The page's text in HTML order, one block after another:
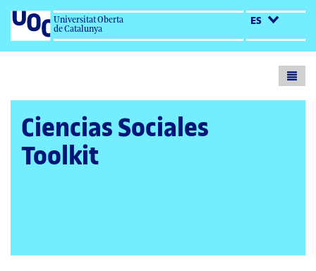
Universitat Oberta
de Catalunya
ES
Ciencias Sociales
Toolkit